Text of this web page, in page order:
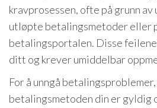
kravprosessen, ofte på grunn
utløpte betalingsmetoder eller
betalingsportalen. Disse
ditt og krever umiddelbar
For å unngå
betalingsmetoden din er gyldig